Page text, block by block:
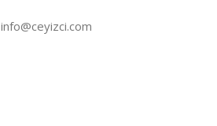
info@ceyizci.com